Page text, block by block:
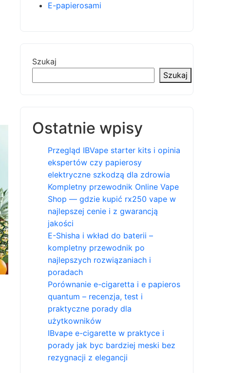
E-papierosami
Szukaj
Szukaj
Ostatnie wpisy
Przegląd IBVape starter kits i opinia
ekspertów czy papierosy
elektryczne szkodzą dla zdrowia
Kompletny przewodnik Online Vape
Shop — gdzie kupić rx250 vape w
najlepszej cenie i z gwarancją
jakości
E-Shisha i wkład do baterii –
kompletny przewodnik po
najlepszych rozwiązaniach i
poradach
Porównanie e-cigaretta i e papieros
quantum – recenzja, test i
praktyczne porady dla
użytkowników
IBvape e-cigarette w praktyce i
porady jak byc bardziej meski bez
rezygnacji z elegancji